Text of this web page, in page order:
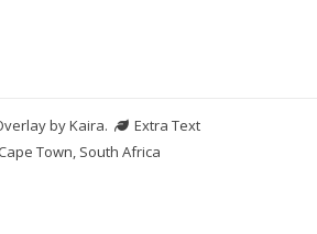
byKaira.
Extra Text
Cape Town, South Africa